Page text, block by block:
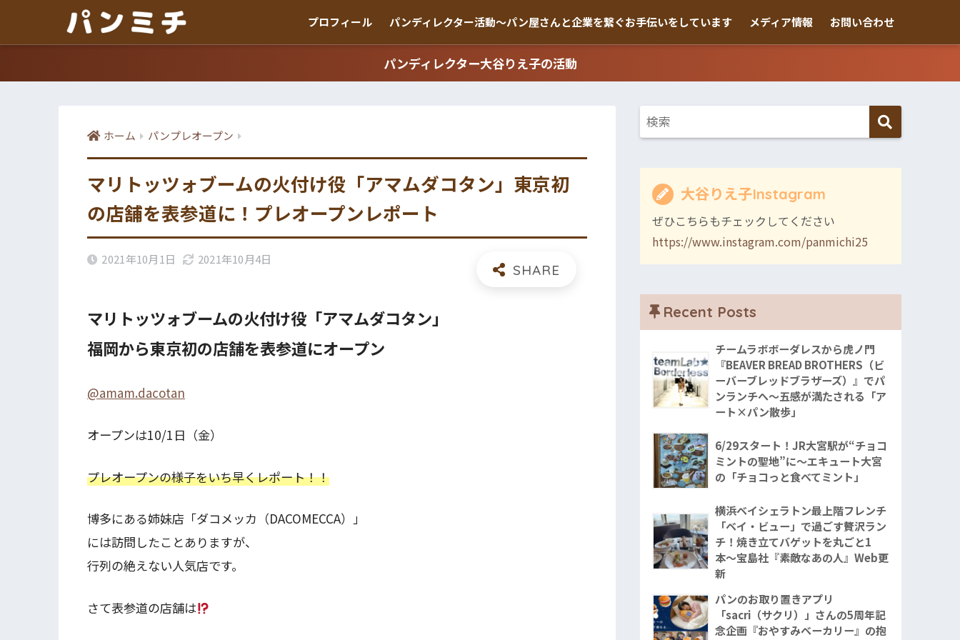
プロフィール パンディレクター活動〜パン屋さんと企業を繋ぐお手伝いをしています メディア情報 お問い合わせ
パンディレクター大谷りえ子の活動
ホーム パンプレオープン
マリトッツォブームの火付け役「アマムダコタン」東京初
の店舗を表参道に！プレオープンレポート
2021年10月1日 2021年10月4日
マリトッツォブームの火付け役「アマムダコタン」
福岡から東京初の店舗を表参道にオープン
@amam.dacotan
オープンは10/1日（金）
プレオープンの様子をいち早くレポート！！
博多にある姉妹店「ダコメッカ（DACOMECCA）」
には訪問したことありますが、
行列の絶えない人気店です。
さて表参道の店舗は
大谷りえ子Instagram
ぜひこちらもチェックしてください
https://www.instagram.com/panmichi25
Recent Posts
チームラボボーダレスから虎ノ門
『BEAVER BREAD BROTHERS（ビ
ーバーブレッドブラザーズ）』でパ
ンランチへ〜五感が満たされる「ア
ート×パン散歩」
6/29スタート！JR大宮駅が“チョコ
ミントの聖地”に〜エキュート大宮
の「チョコっと食べてミント」
横浜ベイシェラトン最上階フレンチ
「ベイ・ビュー」で過ごす贅沢ラン
チ！焼き立てバゲットを丸ごと1
本〜宝島社『素敵なあの人』Web更
新
パンのお取り置きアプリ
「sacri（サクリ）」さんの5周年記
念企画『おやすみベーカリー』の抱